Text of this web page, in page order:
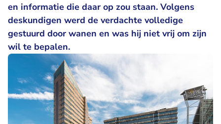
en informatie die daar op zou staan. Volgens
deskundigen werd de verdachte volledige
gestuurd door wanen en was hij niet vrij om zijn
wil te bepalen.